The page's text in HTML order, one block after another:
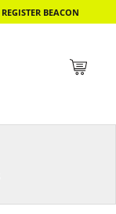
REGISTER BEACON